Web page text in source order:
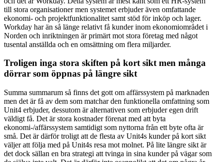
till stora organisationer men systemet erbjuder även omfattande
ekonomi- och projektfunktionalitet samt stöd för inköp och lager.
Workday har än så länge relativt få kunder inom ekonomiområdet i
Norden och inriktningen är primärt mot stora företag med något
tusental anställda och en omsättning om flera miljarder.
Troligen inga stora skiften på kort sikt men många
dörrar som öppnas på längre sikt
Summa summarum så finns det gott om affärssystem på marknaden
men det är få av dem som matchar den funktionella omfattning som
Unit4 erbjuder, dessutom är alternativen som erbjuder egen drift
väldigt få. Det är stora kostnader förenat med att byta
ekonomi-/affärssystem samtidigt som nyttorna från ett byte ofta är
små. Det är därför troligt att de flesta av Unit4s kunder på kort sikt
väljer att följa med på Unit4s resa mot molnet. På lite längre sikt är
det dock sällan en bra strategi att tvinga in sina kunder på vägar som